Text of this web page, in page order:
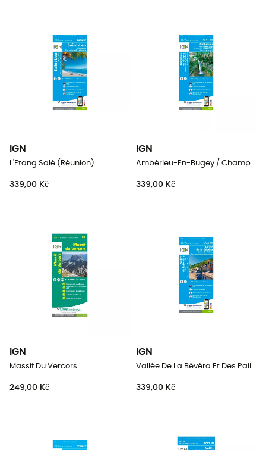
IGN
L'Etang Salé (Réunion)
339,00 Kč
IGN
Ambérieu-En-Bugey / Champagne-En-Valromey / Massif Du Bugey
339,00 Kč
IGN
Massif Du Vercors
249,00 Kč
IGN
Vallée De La Bévéra Et Des Paillons - Pn Du Mercantour
339,00 Kč